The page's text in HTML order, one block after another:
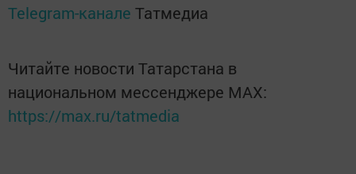
Telegram-канале Татмедиа
Читайте новости Татарстана в
национальном мессенджере MАХ:
https://max.ru/tatmedia